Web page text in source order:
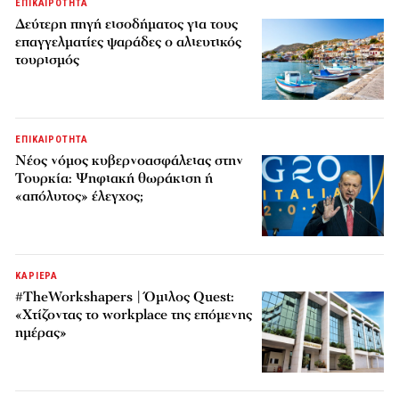
ΕΠΙΚΑΙΡΟΤΗΤΑ
Δεύτερη πηγή εισοδήματος για τους
επαγγελματίες ψαράδες ο αλιευτικός
τουρισμός
ΕΠΙΚΑΙΡΟΤΗΤΑ
Νέος νόμος κυβερνοασφάλειας στην
Τουρκία: Ψηφιακή θωράκιση ή
«απόλυτος» έλεγχος;
ΚΑΡΙΕΡΑ
#TheWorkshapers | Όμιλος Quest:
«Χτίζοντας το workplace της επόμενης
ημέρας»